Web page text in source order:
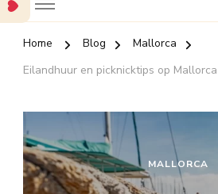
Home Blog
Mallorca
Eilandhuur en picknicktips op Mallorca
MALLORCA